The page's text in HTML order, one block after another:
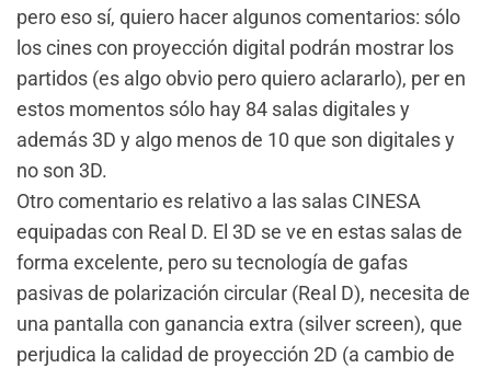
pero eso sí, quiero hacer algunos comentarios: sólo
los cines con proyección digital podrán mostrar los
partidos (es algo obvio pero quiero aclararlo), per en
estos momentos sólo hay 84 salas digitales y
además 3D y algo menos de 10 que son digitales y
no son 3D.
Otro comentario es relativo a las salas CINESA
equipadas con Real D. El 3D se ve en estas salas de
forma excelente, pero su tecnología de gafas
pasivas de polarización circular (Real D), necesita de
una pantalla con ganancia extra (silver screen), que
perjudica la calidad de proyección 2D (a cambio de